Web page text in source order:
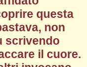
questa
non
scrivendo
il cuore.